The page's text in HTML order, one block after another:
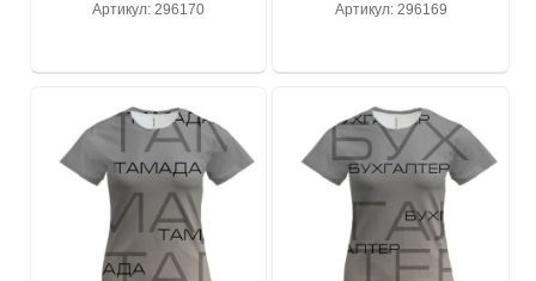
Артикул: 296170 Артикул: 296169